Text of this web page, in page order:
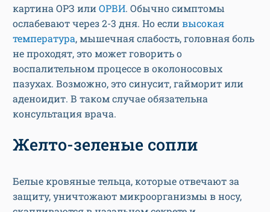
картина ОРЗ или ОРВИ. Обычно симптомы
ослабевают через 2-3 дня. Но если высокая
температура, мышечная слабость, головная боль
не проходят, это может говорить о
воспалительном процессе в околоносовых
пазухах. Возможно, это синусит, гайморит или
аденоидит. В таком случае обязательна
консультация врача.
Желто-зеленые сопли
Белые кровяные тельца, которые отвечают за
защиту, уничтожают микроорганизмы в носу,